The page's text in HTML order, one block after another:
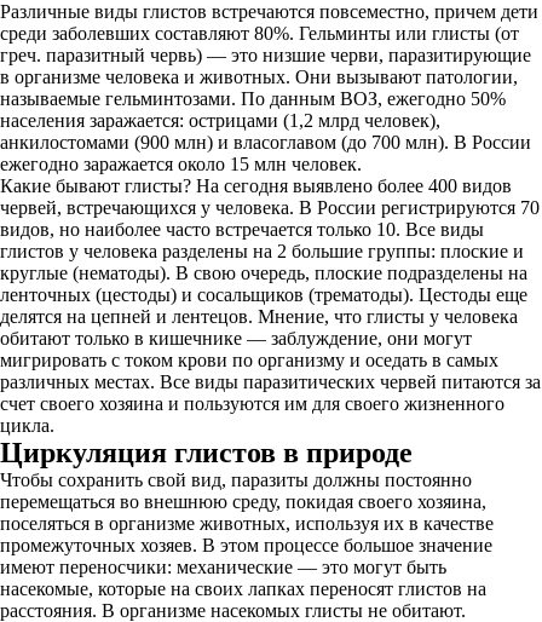
Различные виды глистов встречаются повсеместно, причем дети
среди заболевших составляют 80%. Гельминты или глисты (от
греч. паразитный червь) — это низшие черви, паразитирующие
в организме человека и животных. Они вызывают патологии,
называемые гельминтозами. По данным ВОЗ, ежегодно 50%
населения заражается: острицами (1,2 млрд человек),
анкилостомами (900 млн) и власоглавом (до 700 млн). В России
ежегодно заражается около 15 млн человек.
Какие бывают глисты? На сегодня выявлено более 400 видов
червей, встречающихся у человека. В России регистрируются 70
видов, но наиболее часто встречается только 10. Все виды
глистов у человека разделены на 2 большие группы: плоские и
круглые (нематоды). В свою очередь, плоские подразделены на
ленточных (цестоды) и сосальщиков (трематоды). Цестоды еще
делятся на цепней и лентецов. Мнение, что глисты у человека
обитают только в кишечнике — заблуждение, они могут
мигрировать с током крови по организму и оседать в самых
различных местах. Все виды паразитических червей питаются за
счет своего хозяина и пользуются им для своего жизненного
цикла.
Циркуляция глистов в природе
Чтобы сохранить свой вид, паразиты должны постоянно
перемещаться во внешнюю среду, покидая своего хозяина,
поселяться в организме животных, используя их в качестве
промежуточных хозяев. В этом процессе большое значение
имеют переносчики: механические — это могут быть
насекомые, которые на своих лапках переносят глистов на
расстояния. В организме насекомых глисты не обитают.